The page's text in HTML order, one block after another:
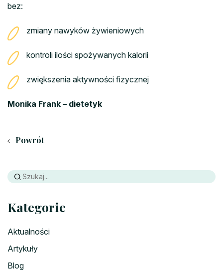
bez:
zmiany nawyków żywieniowych
kontroli ilości spożywanych kalorii
zwiększenia aktywności fizycznej
Monika Frank – dietetyk
Powrót
Kategorie
Aktualności
Artykuły
Blog